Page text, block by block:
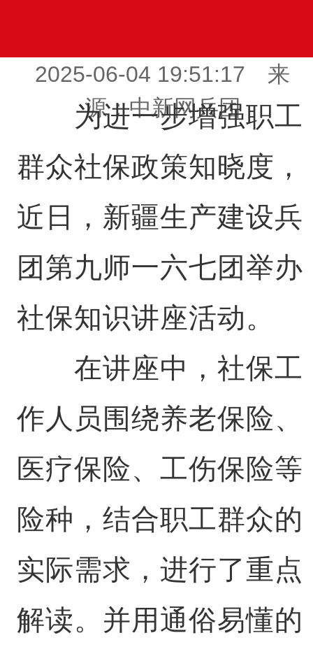
2025-06-04 19:51:17 来
源：中新网兵团
为进一步增强职工
群众社保政策知晓度，
近日，新疆生产建设兵
团第九师一六七团举办
社保知识讲座活动。
在讲座中，社保工
作人员围绕养老保险、
医疗保险、工伤保险等
险种，结合职工群众的
实际需求，进行了重点
解读。并用通俗易懂的